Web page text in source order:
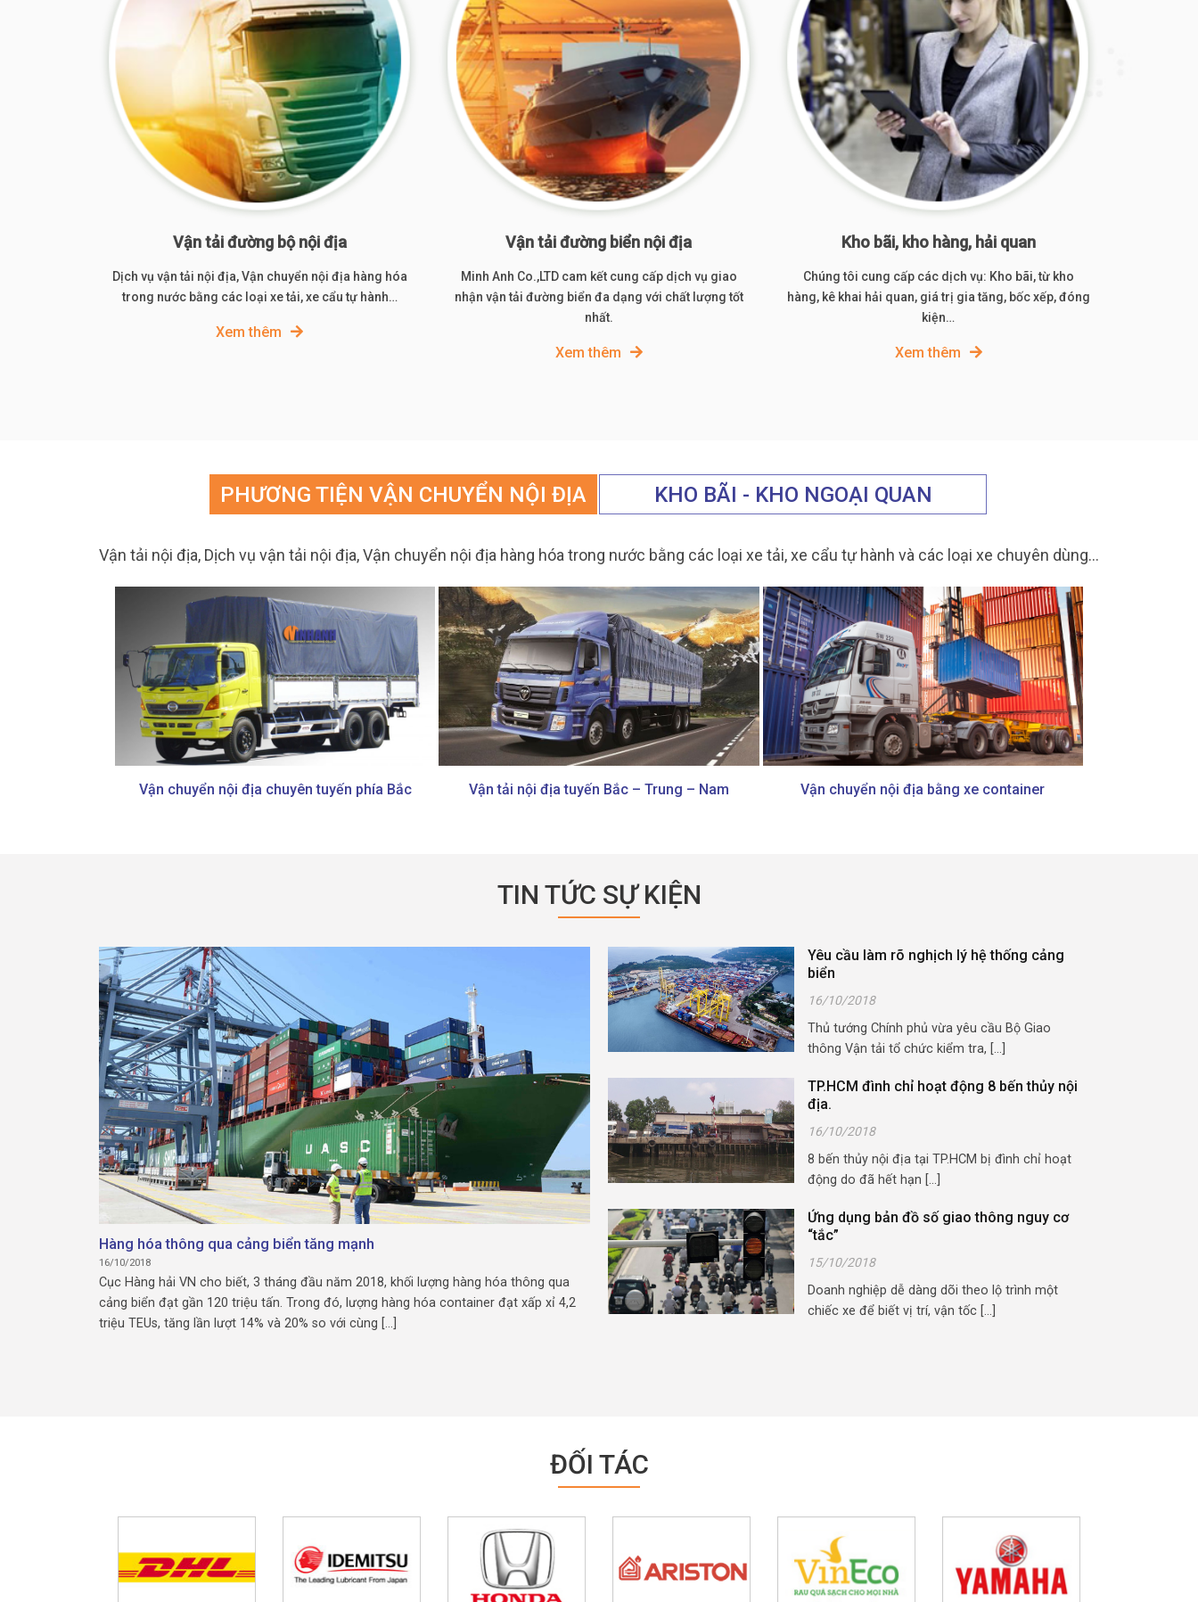
Vận tải đường bộ nội địa
Dịch vụ vận tải nội địa, Vận chuyển nội địa hàng hóa
trong nước bằng các loại xe tải, xe cẩu tự hành…
Xem thêm
Vận tải đường biển nội địa
Minh Anh Co.,LTD cam kết cung cấp dịch vụ giao
nhận vận tải đường biển đa dạng với chất lượng tốt
nhất.
Xem thêm
Kho bãi, kho hàng, hải quan
Chúng tôi cung cấp các dịch vụ: Kho bãi, từ kho
hàng, kê khai hải quan, giá trị gia tăng, bốc xếp, đóng
kiện…
Xem thêm
PHƯƠNG TIỆN VẬN CHUYỂN NỘI ĐỊA KHO BÃI - KHO NGOẠI QUAN
Vận tải nội địa, Dịch vụ vận tải nội địa, Vận chuyển nội địa hàng hóa trong nước bằng các loại xe tải, xe cẩu tự hành và các loại xe chuyên dùng…
Vận chuyển nội địa chuyên tuyến phía Bắc Vận tải nội địa tuyến Bắc – Trung – Nam Vận chuyển nội địa bằng xe container
TIN TỨC SỰ KIỆN
Hàng hóa thông qua cảng biển tăng mạnh
16/10/2018
Cục Hàng hải VN cho biết, 3 tháng đầu năm 2018, khối lượng hàng hóa thông qua
cảng biển đạt gần 120 triệu tấn. Trong đó, lượng hàng hóa container đạt xấp xỉ 4,2
triệu TEUs, tăng lần lượt 14% và 20% so với cùng [...]
Yêu cầu làm rõ nghịch lý hệ thống cảng
biển
16/10/2018
Thủ tướng Chính phủ vừa yêu cầu Bộ Giao
thông Vận tải tổ chức kiểm tra, [...]
TP.HCM đình chỉ hoạt động 8 bến thủy nội
địa.
16/10/2018
8 bến thủy nội địa tại TP.HCM bị đình chỉ hoạt
động do đã hết hạn [...]
Ứng dụng bản đồ số giao thông nguy cơ
“tắc”
15/10/2018
Doanh nghiệp dễ dàng dõi theo lộ trình một
chiếc xe để biết vị trí, vận tốc [...]
ĐỐI TÁC